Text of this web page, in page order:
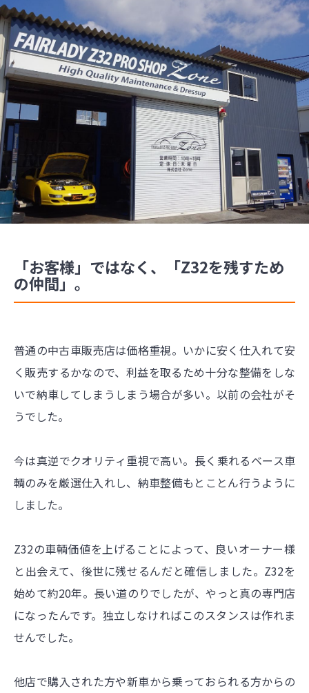
「お客様」ではなく、「Z32を残すため
の仲間」。
普通の中古車販売店は価格重視。いかに安く仕入れて安
く販売するかなので、利益を取るため十分な整備をしな
いで納車してしまうしまう場合が多い。以前の会社がそ
うでした。
今は真逆でクオリティ重視で高い。長く乗れるベース車
輌のみを厳選仕入れし、納車整備もとことん行うように
しました。
Z32の車輌価値を上げることによって、良いオーナー様
と出会えて、後世に残せるんだと確信しました。Z32を
始めて約20年。長い道のりでしたが、やっと真の専門店
になったんです。独立しなければこのスタンスは作れま
せんでした。
他店で購入された方や新車から乗っておられる方からの